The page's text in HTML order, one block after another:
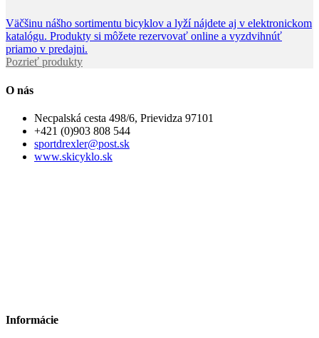
Väčšinu nášho sortimentu bicyklov a lyží nájdete aj v elektronickom
katalógu. Produkty si môžete rezervovať online a vyzdvihnúť
priamo v predajni.
Pozrieť produkty
O nás
Necpalská cesta 498/6, Prievidza 97101
+421 (0)903 808 544
sportdrexler@post.sk
www.skicyklo.sk
Informácie